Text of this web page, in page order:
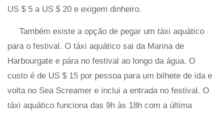
US $ 5 a US $ 20 e exigem dinheiro.
Também existe a opção de pegar um táxi aquático
para o festival. O táxi aquático sai da Marina de
Harbourgate e pára no festival ao longo da água. O
custo é de US $ 15 por pessoa para um bilhete de ida e
volta no Sea Screamer e inclui a entrada no festival. O
táxi aquático funciona das 9h às 18h com a última